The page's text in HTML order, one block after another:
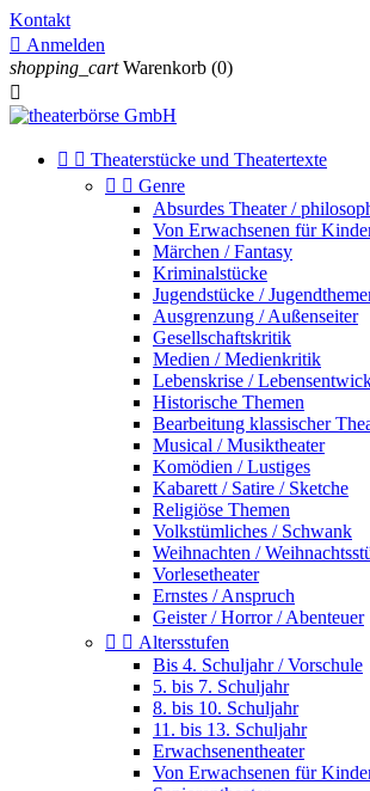
Kontakt
 Anmelden
shopping_cart Warenkorb (0)

  Theaterstücke und Theatertexte
  Genre
Absurdes Theater /
Von Erwachsenen für
Märchen / Fantasy
Kriminalstücke
Jugendstücke /
Ausgrenzung / Außenseiter
Gesellschaftskritik
Medien / Medienkritik
Lebenskrise /
Historische Themen
Bearbeitung klassischer
Musical / Musiktheater
Komödien / Lustiges
Kabarett / Satire / Sketche
Religiöse Themen
Volkstümliches / Schwank
Weihnachten /
Vorlesetheater
Ernstes / Anspruch
Geister / Horror / Abenteuer
  Altersstufen
Bis 4. Schuljahr / Vorschule
5. bis 7. Schuljahr
8. bis 10. Schuljahr
11. bis 13. Schuljahr
Erwachsenentheater
Von Erwachsenen für